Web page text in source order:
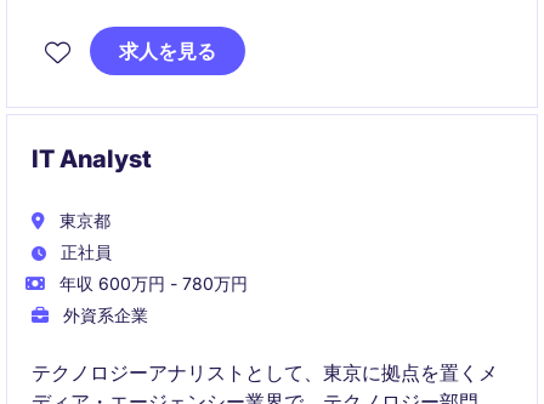
ータ基盤の最適化や自動化を通じて意思決定を支える
重要な役割を担います。
求人を見る
IT Analyst
東京都
正社員
年収 600万円 - 780万円
外資系企業
テクノロジーアナリストとして、東京に拠点を置くメ